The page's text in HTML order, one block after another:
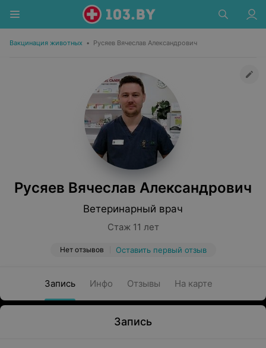
Вакцинация животных • Русяев Вячеслав Александрович
Русяев Вячеслав Александрович
Ветеринарный врач
Стаж 11 лет
Нет отзывов Оставить первый отзыв
Запись Инфо Отзывы На карте
Запись